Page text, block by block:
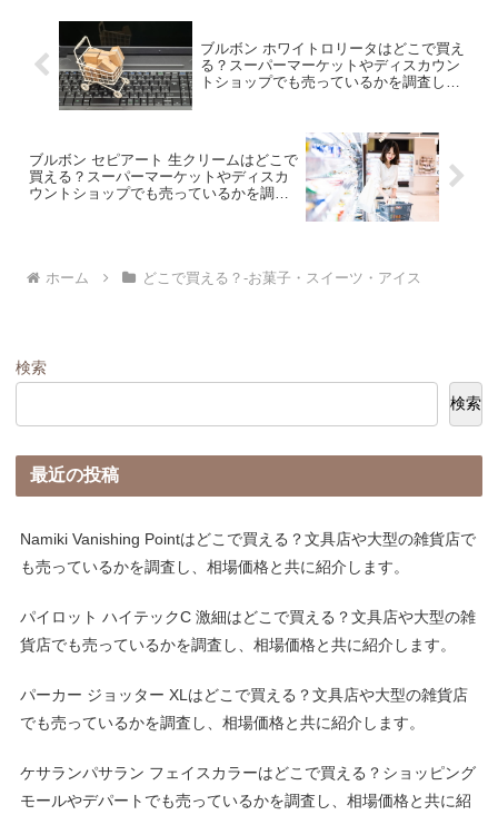
ブルボン ホワイトロリータはどこで買え
る？スーパーマーケットやディスカウン
トショップでも売っているかを調査し、
ブルボン セピアート 生クリームはどこで
買える？スーパーマーケットやディスカ
ウントショップでも売っているかを調査
ホーム どこで買える？-お菓子・スイーツ・アイス
検索
検索
最近の投稿
Namiki Vanishing Pointはどこで買える？文具店や大型の雑貨店で
も売っているかを調査し、相場価格と共に紹介します。
パイロット ハイテックC 激細はどこで買える？文具店や大型の雑
貨店でも売っているかを調査し、相場価格と共に紹介します。
パーカー ジョッター XLはどこで買える？文具店や大型の雑貨店
でも売っているかを調査し、相場価格と共に紹介します。
ケサランパサラン フェイスカラーはどこで買える？ショッピング
モールやデパートでも売っているかを調査し、相場価格と共に紹